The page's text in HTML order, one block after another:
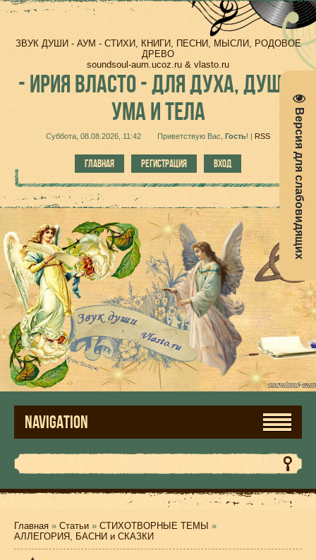
Версия для слабовидящих
ЗВУК ДУШИ - АУМ - СТИХИ, КНИГИ, ПЕСНИ, МЫСЛИ, РОДОВОЕ
ДРЕВО
soundsoul-aum.ucoz.ru & vlasto.ru
-ИРИЯ ВЛАСТО - ДЛЯ ДУХА, ДУШИ,
УМА И ТЕЛА
Суббота, 08.08.2026, 11:42 Приветствую Вас Гость! | RSS
ГЛАВНАЯ РЕГИСТРАЦИЯ ВХОД
NAVIGATION
Главная » Статьи » СТИХОТВОРНЫЕ ТЕМЫ »
АЛЛЕГОРИЯ, БАСНИ и СКАЗКИ